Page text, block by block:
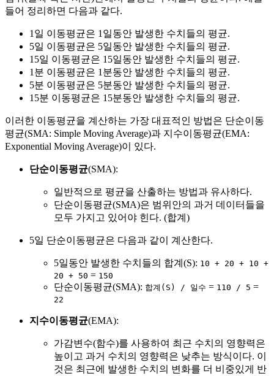
들어 정리하면 다음과 같다.
1일 이동평균은 1일동안 발생한 수치들의 평균.
5일 이동평균은 5일동안 발생한 수치들의 평균.
15일 이동평균은 15일동안 발생한 수치들의 평균.
1분 이동평균은 1분동안 발생한 수치들의 평균.
5분 이동평균은 5분동안 발생한 수치들의 평균.
15분 이동평균은 15분동안 발생한 수치들의 평균.
이러한 이동평균을 계산하는 가장 대표적인 방법은 단순이동
평균(SMA: Simple Moving Average)과 지수이동평균(EMA:
Exponential Moving Average)이 있다.
단순이동평균(SMA):
일반적으로 평균을 산출하는 방법과 유사하다.
단순이동평균(SMA)은 범위안의 과거 데이터들을
모두 가지고 있어야 힌다. (합계)
5일 단순이동평균은 다음과 같이 계산한다.
5일동안 발생한 수치들의 합계(S): 10 + 20 + 10 +
20 + 50 = 150
단순이동평균(SMA): 합계(S) / 일수 = 110 / 5 =
22
지수이동평균(EMA):
가감변수(함수)를 사용하여 최근 수치의 영향력은
높이고 과거 수치의 영향력은 낮추는 방식이다. 이
것은 최근에 발생한 수치의 변화를 더 비중있게 반